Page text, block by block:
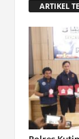
ARTIKEL